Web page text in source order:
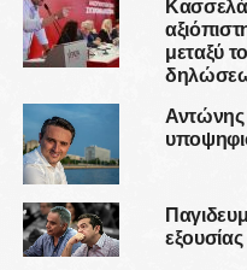
μεταξύ
Αντώνης
εξουσίας